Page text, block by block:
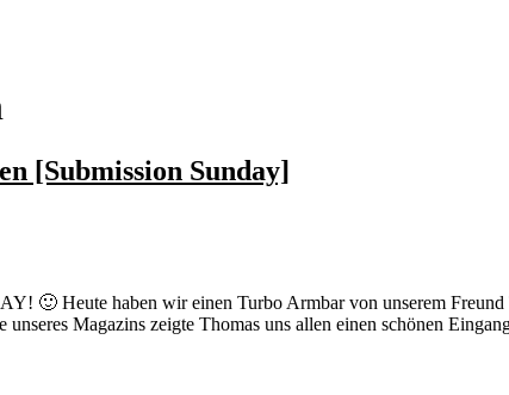
[Submission Sunday]
🙂 Heute haben wir einen Turbo Armbar von unserem Freund
Magazins zeigte Thomas uns allen einen schönen